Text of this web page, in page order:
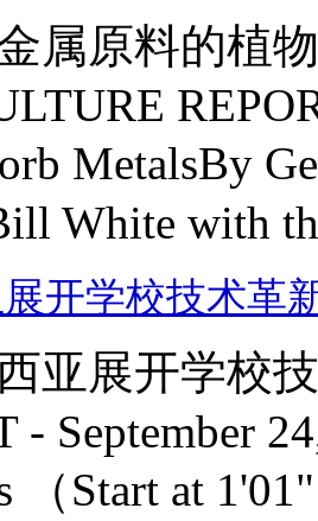
属原料的植
MetalsBy
White with
开学校技术革
亚展开学校
- September
（Start at